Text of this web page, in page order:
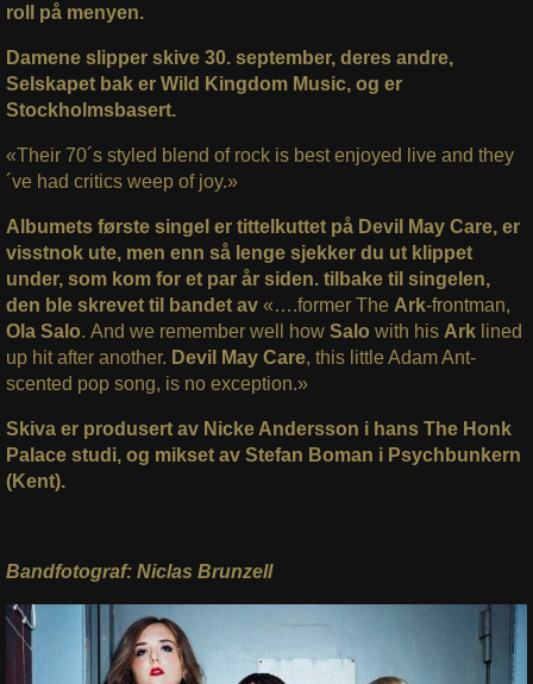
roll på menyen.
Damene slipper skive 30. september, deres andre,
Selskapet bak er Wild Kingdom Music, og er
Stockholmsbasert.
«Their 70´s styled blend of rock is best enjoyed live and they
´ve had critics weep of joy.»
Albumets første singel er tittelkuttet på Devil May Care, er
visstnok ute, men enn så lenge sjekker du ut klippet
under, som kom for et par år siden. tilbake til singelen,
den ble skrevet til bandet av«….former The Ark-frontman,
Ola Salo. And we remember well how Salo with his Arklined
up hit after another. Devil May Care, this little Adam Ant-
scented pop song, is no exception.»
Skiva er produsert av Nicke Andersson i hans The Honk
Palace studi, og mikset av Stefan Boman i Psychbunkern
(Kent).
Bandfotograf: Niclas Brunzell